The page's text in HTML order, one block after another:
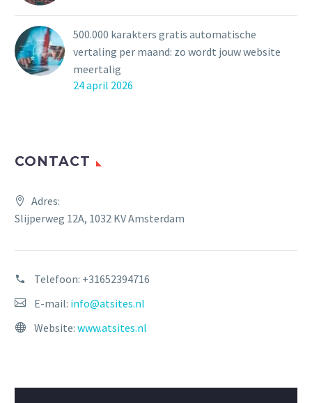
500.000 karakters gratis automatische
vertaling per maand: zo wordt jouw website
meertalig
24 april 2026
CONTACT
Adres:
Slijperweg 12A, 1032 KV Amsterdam
Telefoon: +31652394716
E-mail: info@atsites.nl
Website: www.atsites.nl